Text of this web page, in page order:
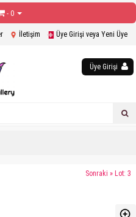
- 0
İletişim Üye Girişi veya Yeni Üye
Üye Girişi
Sonraki » Lot: 3